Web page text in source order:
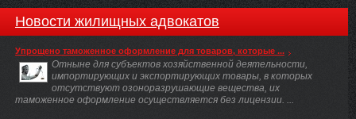
Новости жилищных адвокатов
Упрощено таможенное оформление для товаров, которые ...
Отныне для субъектов хозяйственной деятельности,
импортирующих и экспортирующих товары, в которых
отсутствуют озоноразрушающие вещества, их
таможенное оформление осуществляется без лицензии. ...